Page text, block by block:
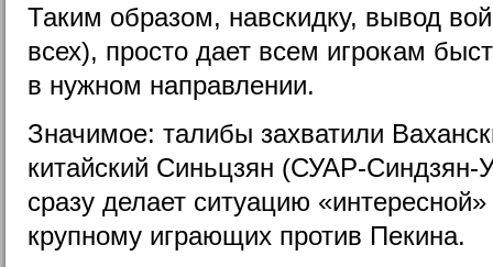
Таким образом, навскидку, вывод
всех), просто дает всем игрокам
в нужном направлении.
Значимое: талибы захватили
китайский Синьцзян (СУАР-Синдзян-
сразу делает ситуацию
крупному играющих против Пекина.